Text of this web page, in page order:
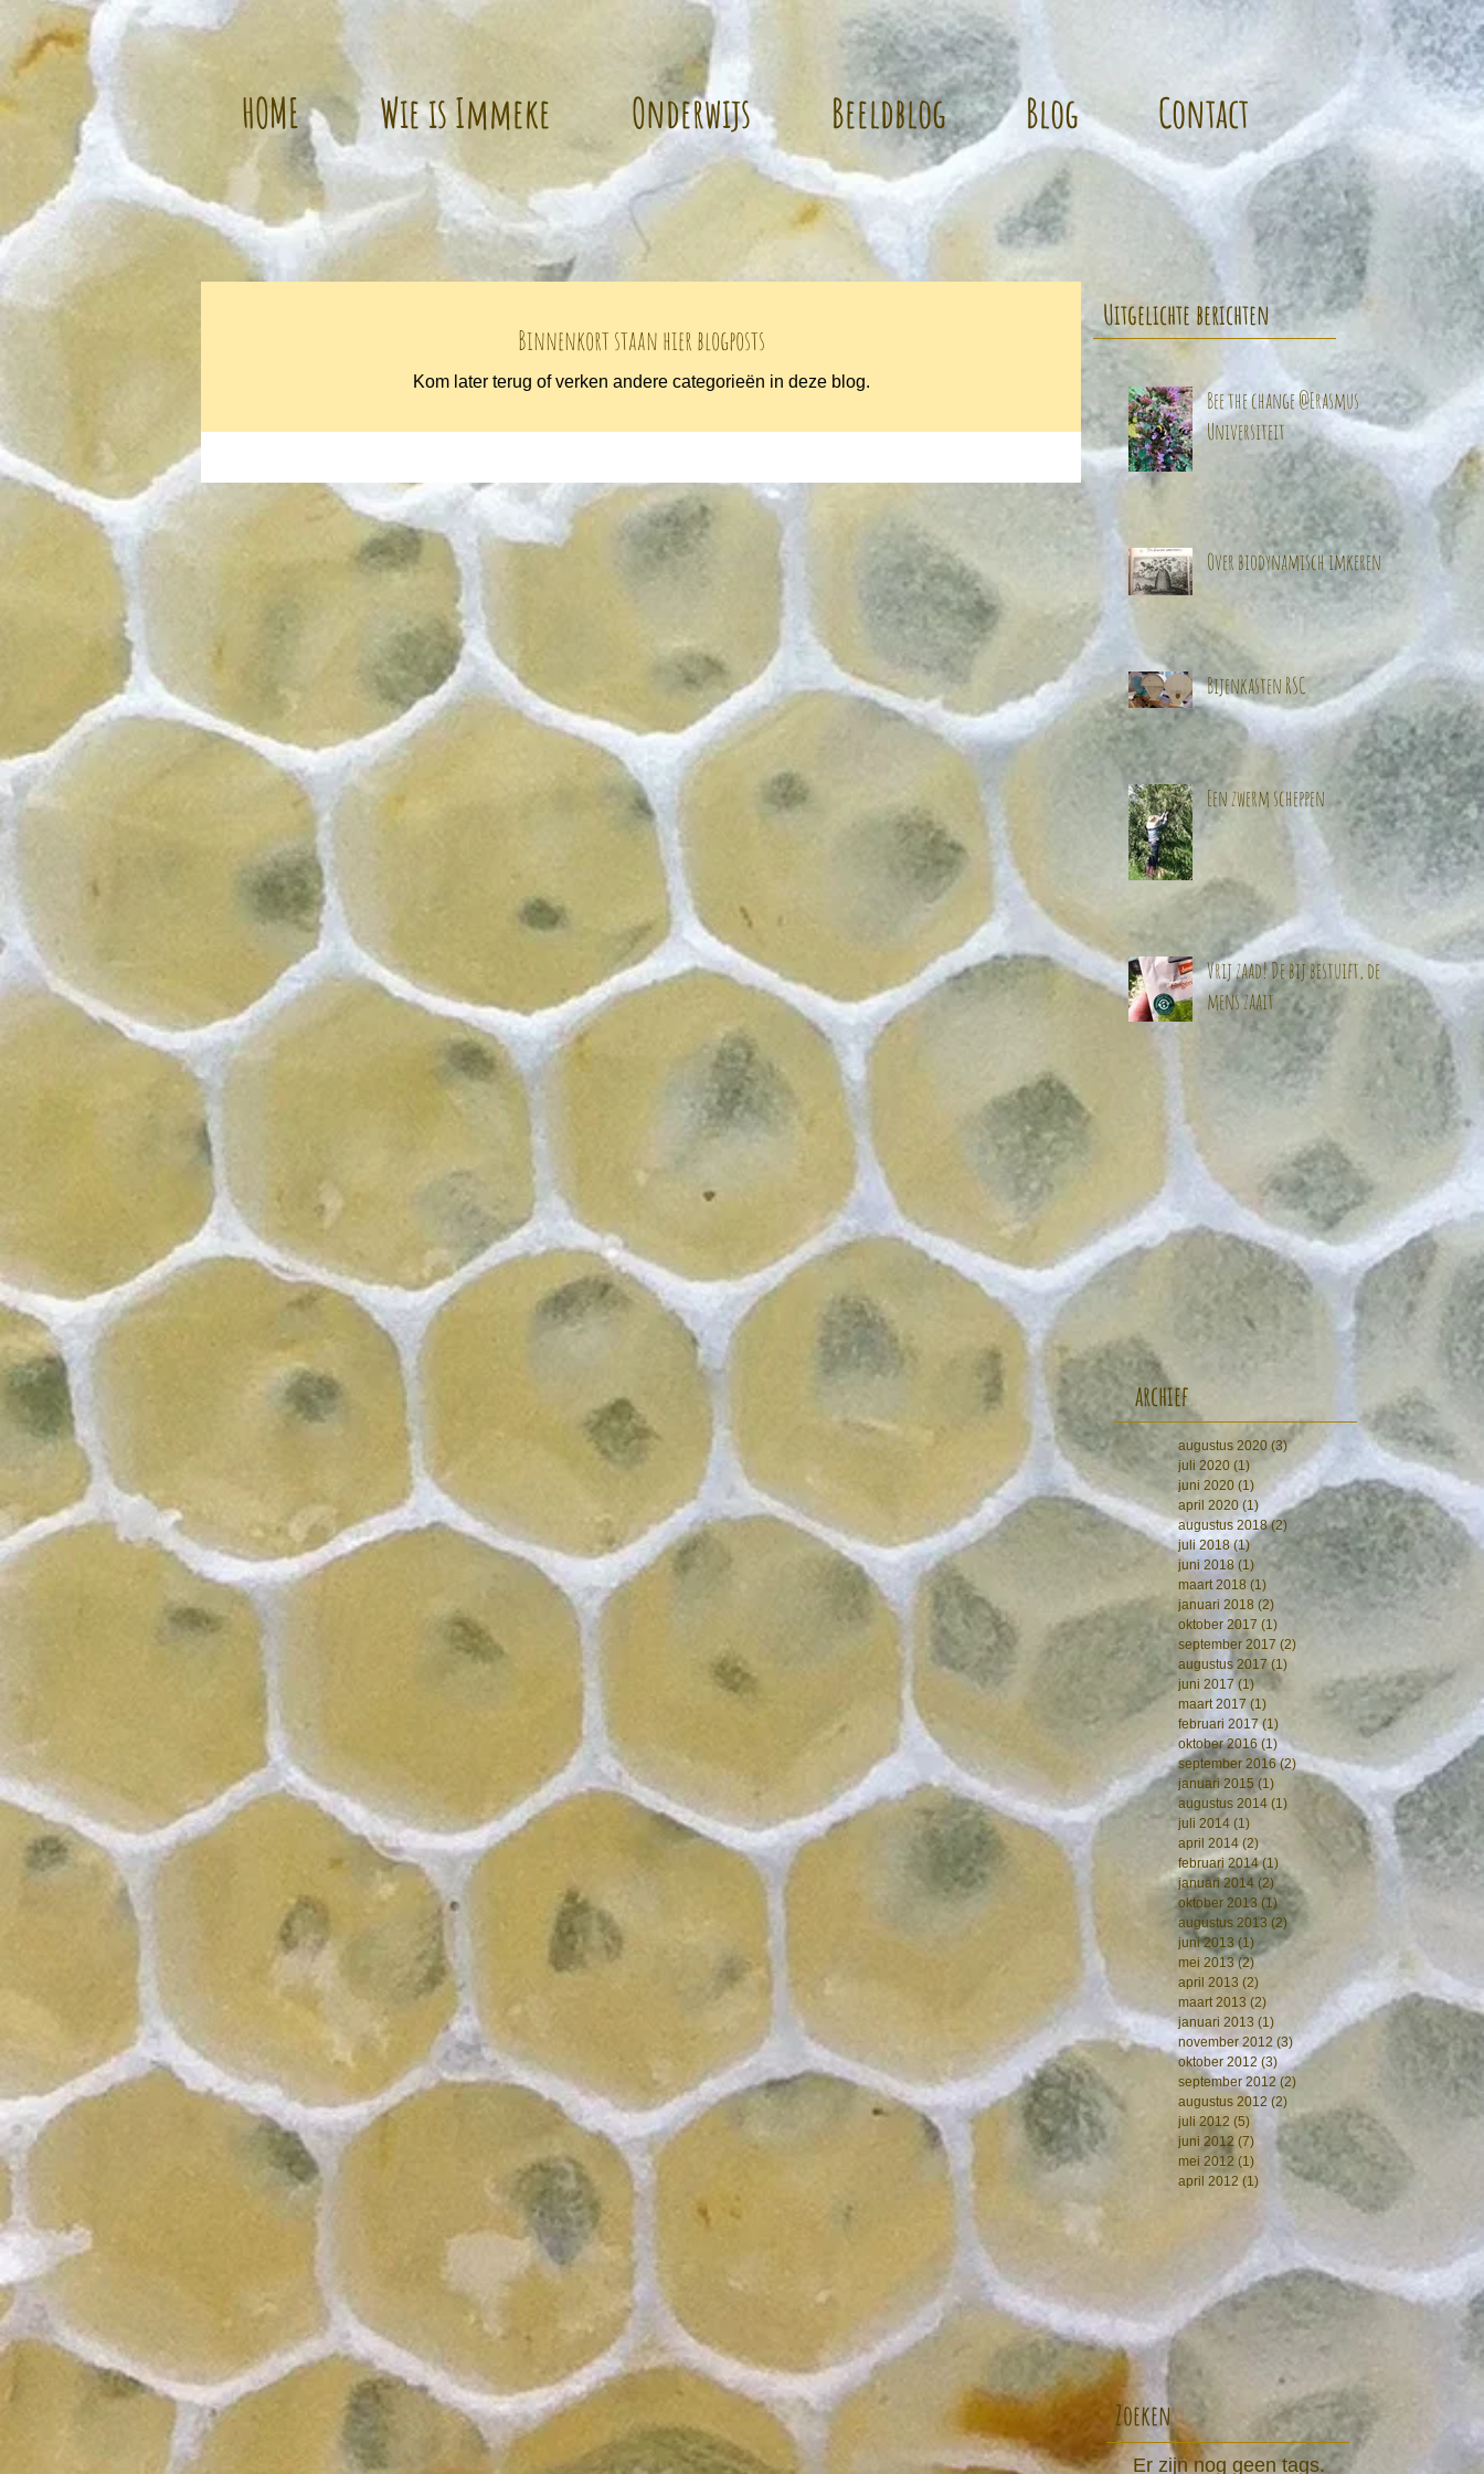
HOME Wie is Immeke Onderwijs Beeldblog Blog Contact
Binnenkort staan hier blogposts
Kom later terug of verken andere categorieën in deze blog.
Uitgelichte berichten
Bee the change @Erasmus
Universiteit
Over biodynamisch imkeren
Bijenkasten RSC
Een zwerm scheppen
Vrij zaad! De bij bestuift, de
mens zaait
archief
augustus 2020 (3)3 posts
juli 2020 (1)
juni 2020 (1) 1 post
april 2020 (1) 1 post
augustus 2018 (2) 2 posts
juli 2018 (1)1 post
juni 2018 (1) 1 post
maart 2018 (1)
januari 2018 (2)
oktober 2017 (1)
september 2017 (2)
augustus 2017 (1)
juni 2017 (1)1 post
maart 2017 (1)
februari 2017 (1)
oktober 2016 (1)1 post
september 2016 (2) 2 posts
januari 2015 (1)
augustus 2014 (1)
juli 2014 (1)
april 2014 (2)2 posts
februari 2014 (1)
januari 2014 (2) 2 posts
oktober 2013 (1)1 post
augustus 2013 (2) 2 posts
juni 2013 (1) 1 post
mei 2013 (2)
april 2013 (2)
maart 2013 (2)
januari 2013 (1) 1 post
november 2012 (3)3 posts
oktober 2012 (3) 3 posts
september 2012 (2)
augustus 2012 (2)
juli 2012 (5) 5 posts
juni 2012 (7) 7 posts
mei 2012 (1) 1 post
april 2012 (1)
Zoeken
Er zijn nog geen tags.